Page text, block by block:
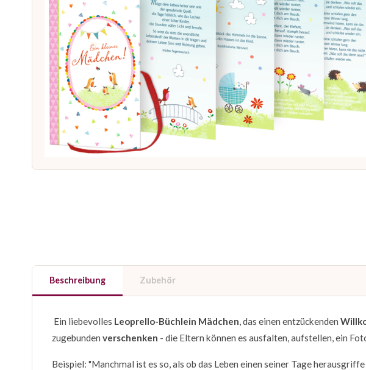
Beschreibung Zubehör
Ein liebevolles Leoprello-Büchlein Mädchen, das einen entzückenden
zugebunden verschenken - die Eltern können es ausfalten, aufstellen, ein
Beispiel: "Manchmal ist es so, als ob das Leben einen seiner Tage